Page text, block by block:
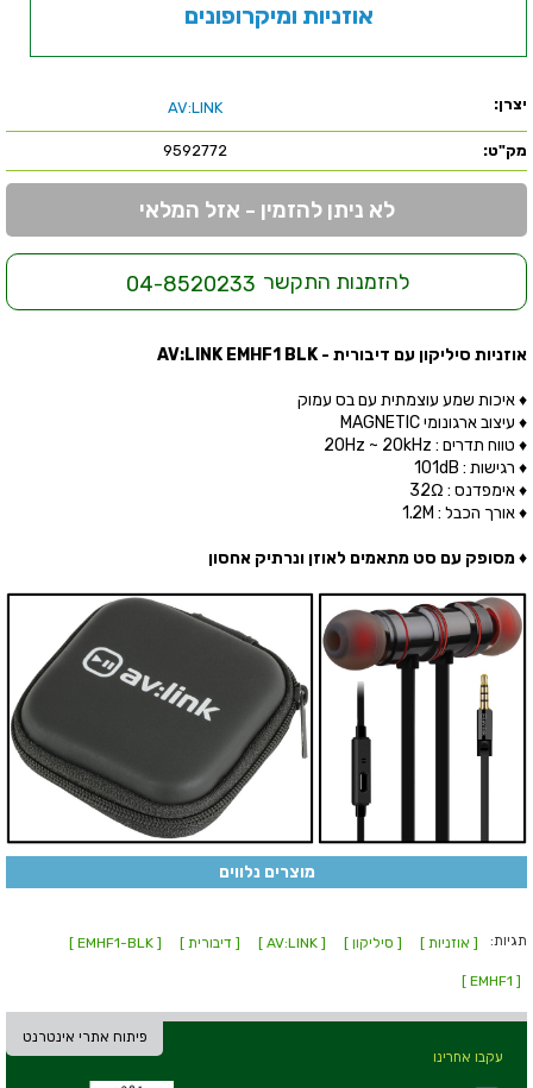
אוזניות ומיקרופונים
יצרן: AV:LINK
מק"ט: 9592772
לא ניתן להזמין - אזל המלאי
להזמנות התקשר 04-8520233
אוזניות סיליקון עם דיבורית - AV:LINK EMHF1 BLK
♦ איכות שמע עוצמתית עם בס עמוק
♦ עיצוב ארגונומי MAGNETIC
♦ טווח תדרים : 20Hz ~ 20kHz
♦ רגישות : 101dB
♦ אימפדנס : 32Ω
♦ אורך הכבל : 1.2M
♦ מסופק עם סט מתאמים לאוזן ונרתיק אחסון
מוצרים נלווים
תגיות: [ אוזניות ] [ סיליקון ] [ AV:LINK ] [ דיבורית ] [ EMHF1-BLK ]
[ EMHF1 ]
פיתוח אתרי אינטרנט
עקבו אחרינו